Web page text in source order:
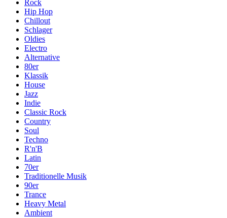
Rock
Hip Hop
Chillout
Schlager
Oldies
Electro
Alternative
80er
Klassik
House
Jazz
Indie
Classic Rock
Country
Soul
Techno
R'n'B
Latin
70er
Traditionelle Musik
90er
Trance
Heavy Metal
Ambient